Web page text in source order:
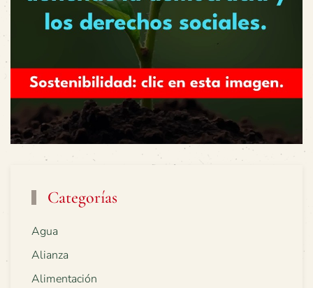
Categorías
Agua
Alianza
Alimentación